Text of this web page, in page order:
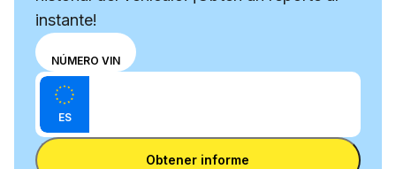
instante!
Elige un
modo de
entrada
entre el
VIN y la
matrícula
NÚMERO VIN
Introduce el VIN
ES
Introduca matrícula
Obtener informe